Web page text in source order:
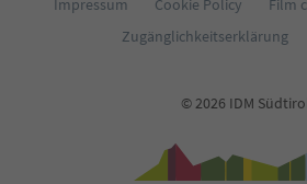
Impressum Cookie Policy Film
Zugänglichkeitserklärung
© 2026 IDM